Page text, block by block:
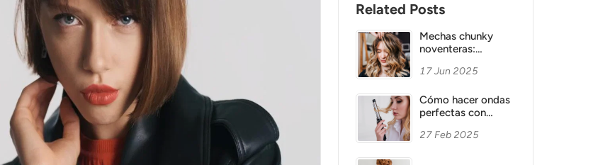
Related Posts
Mechas chunky
noventeras:
consejos
17 Jun 2025
Cómo hacer ondas
perfectas con
Guía completa
27 Feb 2025